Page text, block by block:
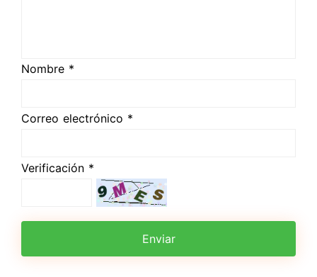
Nombre *
Correo electrónico *
Verificación *
Enviar